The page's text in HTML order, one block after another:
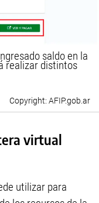
saldo en la
realizar distintos
AFIP.gob.ar
virtual
utilizar para